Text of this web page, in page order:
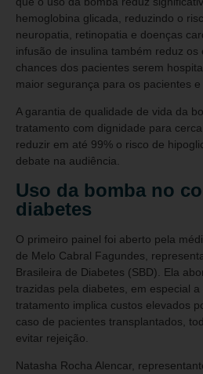
hemoglobina glicada, reduzindo o
neuropatia, retinopatia e doenças
infusão de insulina também reduz os
chances dos pacientes serem
maior segurança para os pacientes e
A garantia de qualidade de vida da
tratamento com dignidade para
reduzir em até 99% o risco de
debate na audiência.
Uso da bomba no
diabetes
O primeiro painel foi aberto pela
de Melo Cabral Fagundes,
Brasileira de Diabetes (SBD). Ela
trazidas pela diabetes, em especial
tratamento implica custos elevados
caso de pacientes transplantados,
evitar rejeição.
Natasha Rocha Alencar,